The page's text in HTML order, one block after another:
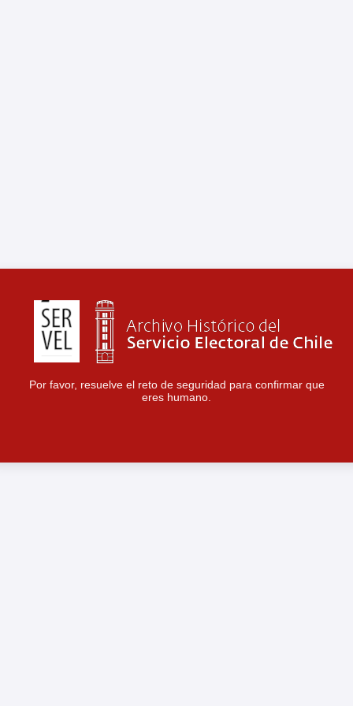
Por favor, resuelve el reto de seguridad para confirmar que
eres humano.